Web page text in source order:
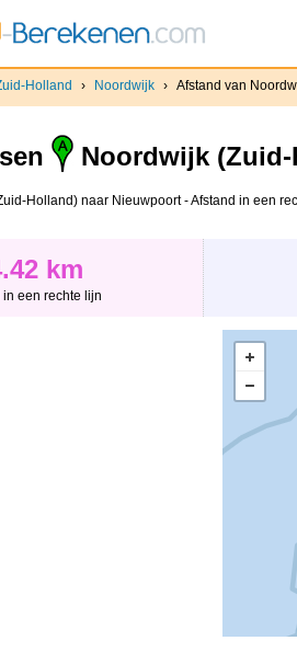
Holland › Noordwijk › Afstand van
Noordwijk
Holland) naar Nieuwpoort - Afstand in een
km
in een rechte lijn